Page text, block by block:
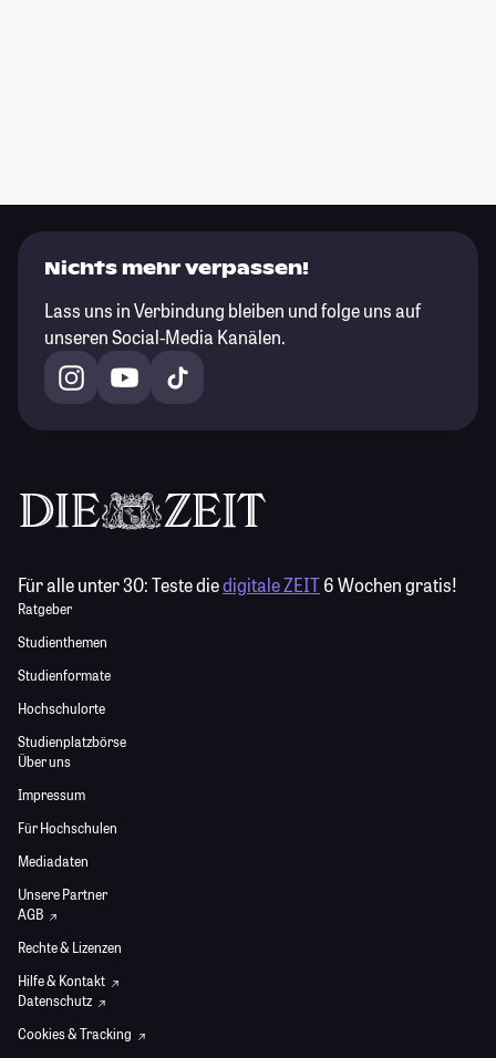
Nichts mehr verpassen!
Lass uns in Verbindung bleiben und folge uns auf
unseren Social-Media Kanälen.
Für alle unter 30:Teste diedigitale ZEIT6 Wochen gratis!
Ratgeber
Studienthemen
Studienformate
Hochschulorte
Studienplatzbörse
Über uns
Impressum
Für Hochschulen
Mediadaten
Unsere Partner
AGB
Rechte & Lizenzen
Hilfe & Kontakt
Datenschutz
Cookies & Tracking